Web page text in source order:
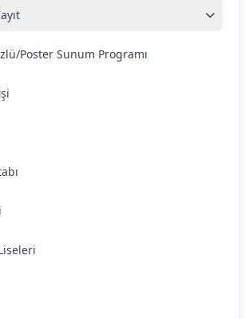
Poster Sunum Programı